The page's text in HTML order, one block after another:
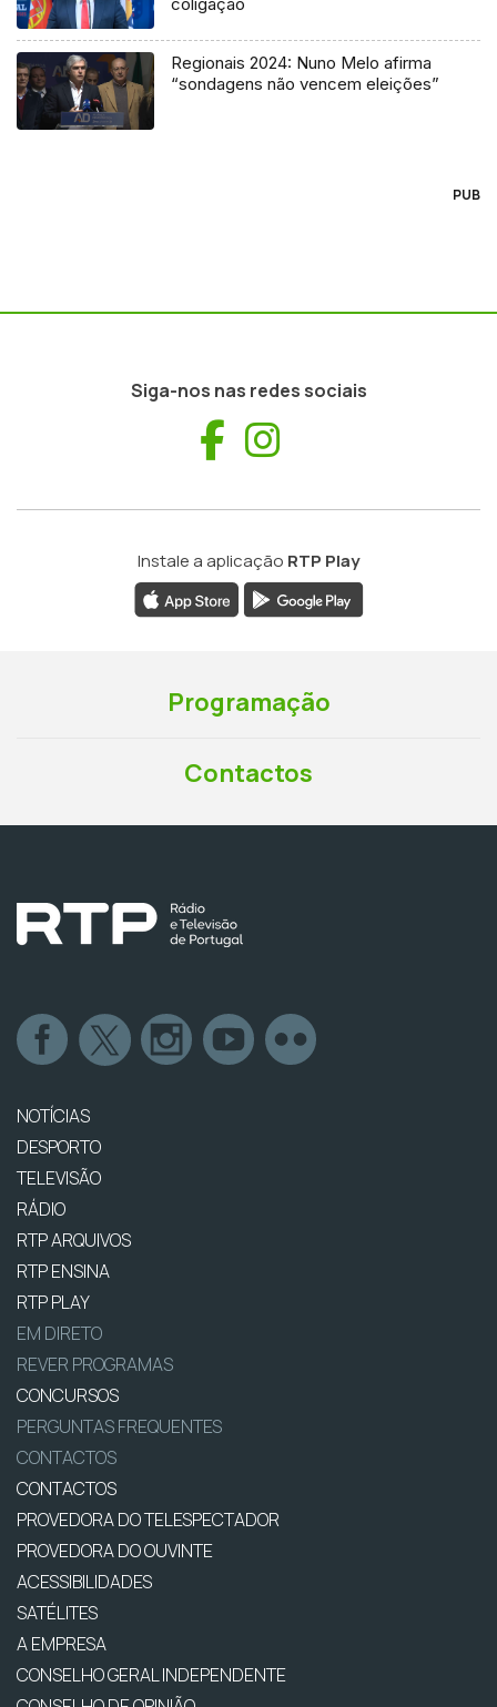
Regionais 2024: Nuno Melo afirma
“sondagens não vencem eleições”
PUB
Siga-nos nas redes sociais
Facebook
Instale a aplicação RTP Play
Programação
Contactos
NOTÍCIAS
DESPORTO
TELEVISÃO
RÁDIO
RTP ARQUIVOS
RTP ENSINA
RTP PLAY
EM DIRETO
REVER PROGRAMAS
CONCURSOS
PERGUNTAS FREQUENTES
CONTACTOS
CONTACTOS
PROVEDORA DO TELESPECTADOR
PROVEDORA DO OUVINTE
ACESSIBILIDADES
SATÉLITES
A EMPRESA
CONSELHO GERAL INDEPENDENTE